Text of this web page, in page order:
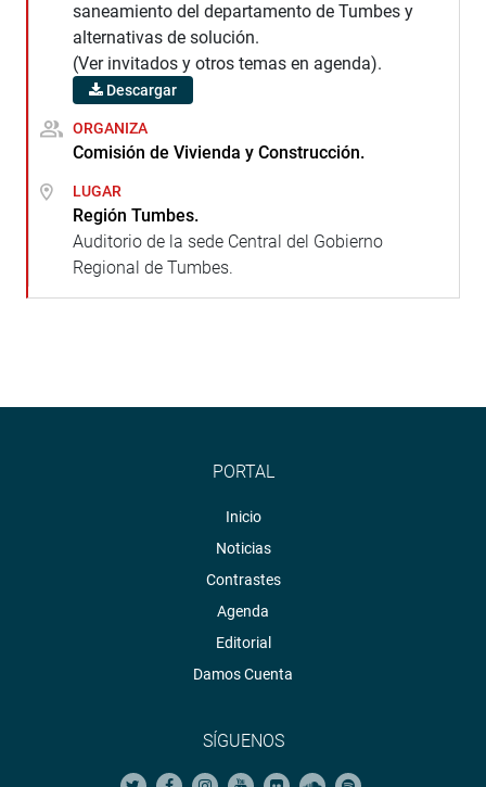
saneamiento del departamento de Tumbes y
alternativas de solución.
(Ver invitados y otros temas en agenda).
Descargar
ORGANIZA
Comisión de Vivienda y Construcción.
LUGAR
Región Tumbes.
Auditorio de la sede Central del Gobierno
Regional de Tumbes.
PORTAL
Inicio
Noticias
Contrastes
Agenda
Editorial
Damos Cuenta
SÍGUENOS